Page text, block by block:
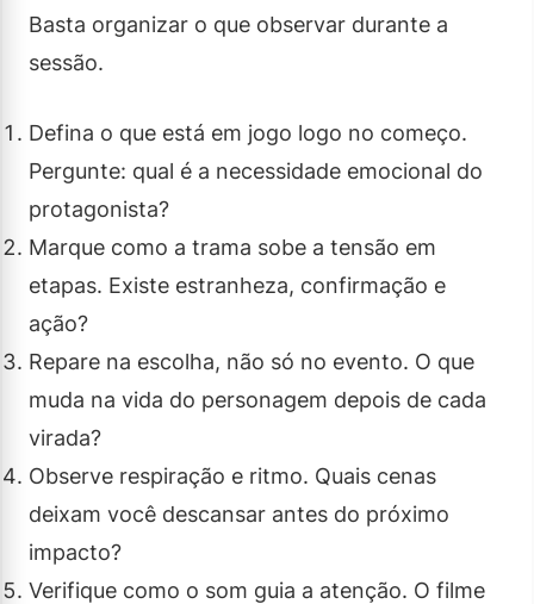
Basta organizar o que observar durante a
sessão.
Defina o que está em jogo logo no começo.
Pergunte: qual é a necessidade emocional do
protagonista?
Marque como a trama sobe a tensão em
etapas. Existe estranheza, confirmação e
ação?
Repare na escolha, não só no evento. O que
muda na vida do personagem depois de cada
virada?
Observe respiração e ritmo. Quais cenas
deixam você descansar antes do próximo
impacto?
Verifique como o som guia a atenção. O filme